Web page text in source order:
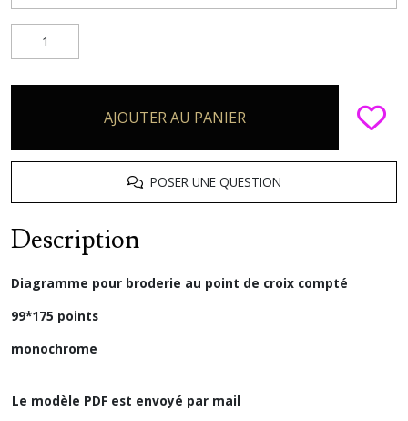
AJOUTER AU PANIER
POSER UNE QUESTION
Description
Diagramme pour broderie au point de croix compté
99*175 points
monochrome
Le modèle PDF est envoyé par mail